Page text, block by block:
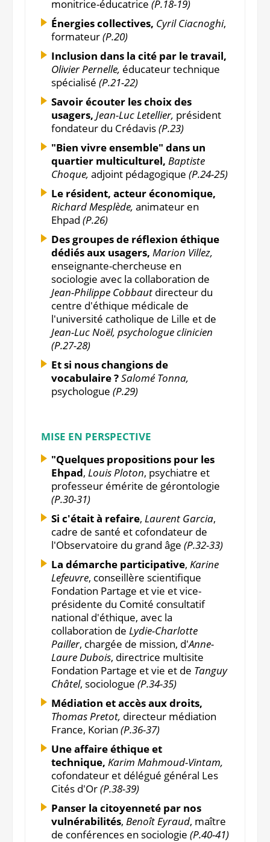
monitrice-éducatrice (P.18-19)
Énergies collectives, Cyril Ciacnoghi,
formateur(P.20)
Inclusion dans la cité par le travail,
Olivier Pernelle, éducateur technique
spécialisé (P.21-22)
Savoir écouter les choix des
usagers, Jean-Luc Letellier, président
fondateur du Crédavis(P.23)
"Bien vivre ensemble" dans un
quartier multiculturel, Baptiste
Choque, adjoint pédagogique (P.24-25)
Le résident, acteur économique,
Richard Mesplède, animateur en
Ehpad (P.26)
Des groupes de réflexion éthique
dédiés aux usagers, Marion Villez,
enseignante-chercheuse en
sociologie avec la collaboration de
Jean-Philippe Cobbautdirecteur du
centre d'éthique médicale de
l'université catholique de Lille et de
Jean-Luc Noël, psychologue clinicien
(P.27-28)
Et si nous changions de
vocabulaire ?Salomé Tonna,
psychologue (P.29)
MISE EN PERSPECTIVE
"Quelques propositions pour les
Ehpad, Louis Ploton, psychiatre et
professeur émérite de gérontologie
(P.30-31)
Si c'était à refaire, Laurent Garcia,
cadre de santé et cofondateur de
l'Observatoire du grand âge (P.32-33)
La démarche participative, Karine
Lefeuvre, conseillère scientifique
Fondation Partage et vie et vice-
présidente du Comité consultatif
national d'éthique, avec la
collaboration de Lydie-Charlotte
Pailler, chargée de mission, d'Anne-
Laure Dubois, directrice multisite
Fondation Partage et vie et de Tanguy
Châtel, sociologue (P.34-35)
Médiation et accès aux droits,
Thomas Pretot, directeur médiation
France, Korian (P.36-37)
Une affaire éthique et
technique, Karim Mahmoud-Vintam,
cofondateur et délégué général Les
Cités d'Or(P.38-39)
Panser la citoyenneté par nos
vulnérabilités, Benoît Eyraud, maître
de conférences en sociologie (P.40-41)